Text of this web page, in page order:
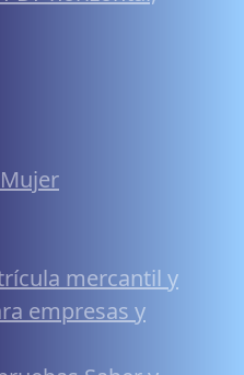
mercantil y
empresas y